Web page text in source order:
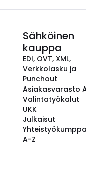
Sähköinen
kauppa
EDI, OVT, XML,
Verkkolasku ja
Punchout
Asiakasvarasto
Valintatyökalut
UKK
Julkaisut
A-Z